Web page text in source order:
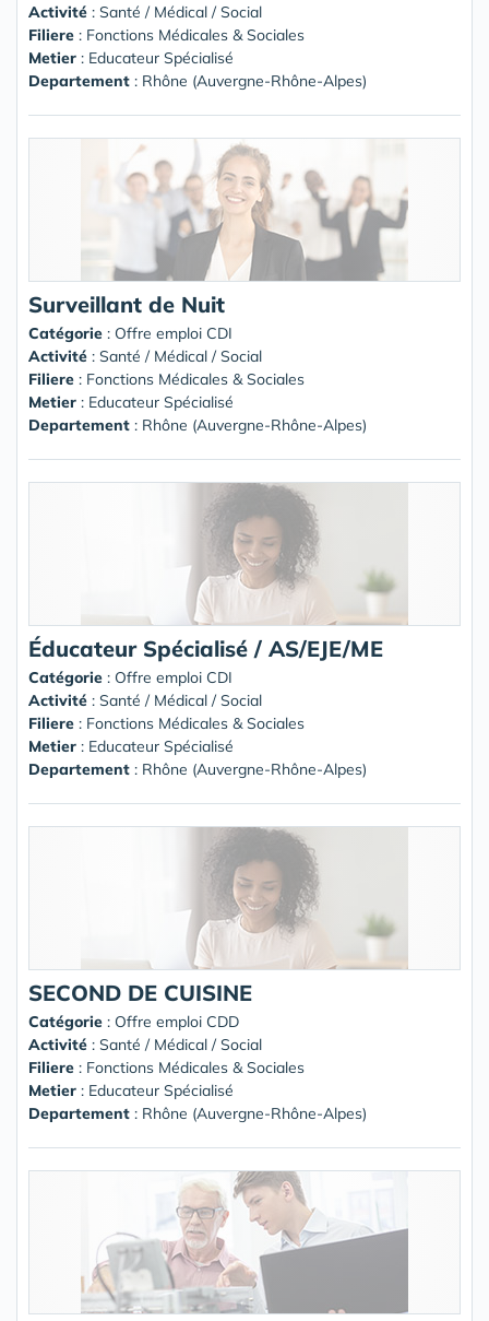
Activité : Santé / Médical / Social
Filiere : Fonctions Médicales & Sociales
Metier : Educateur Spécialisé
Departement : Rhône (Auvergne-Rhône-Alpes)
Surveillant de Nuit
Catégorie : Offre emploi CDI
Activité : Santé / Médical / Social
Filiere : Fonctions Médicales & Sociales
Metier : Educateur Spécialisé
Departement : Rhône (Auvergne-Rhône-Alpes)
Éducateur Spécialisé / AS/EJE/ME
Catégorie : Offre emploi CDI
Activité : Santé / Médical / Social
Filiere : Fonctions Médicales & Sociales
Metier : Educateur Spécialisé
Departement : Rhône (Auvergne-Rhône-Alpes)
SECOND DE CUISINE
Catégorie : Offre emploi CDD
Activité : Santé / Médical / Social
Filiere : Fonctions Médicales & Sociales
Metier : Educateur Spécialisé
Departement : Rhône (Auvergne-Rhône-Alpes)